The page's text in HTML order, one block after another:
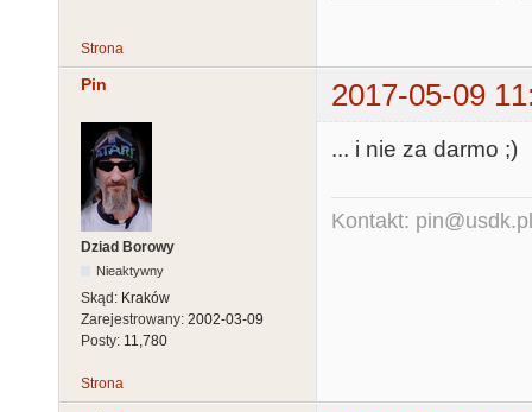
Strona
Pin 2017-05-09
Dziad Borowy
Nieaktywny
Skąd: Kraków
Zarejestrowany: 2002-03-09
Posty: 11,780
... i nie za darmo ;)
Kontakt: pin@usdk.pl
Strona